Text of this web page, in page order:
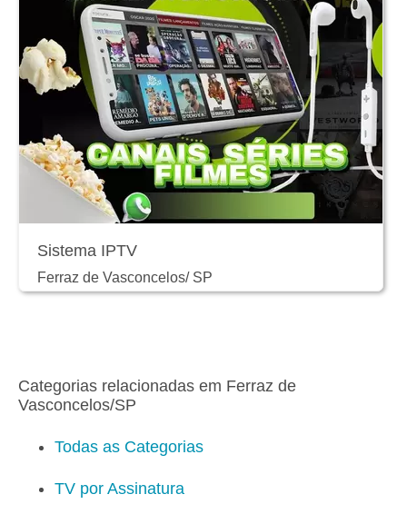
Sistema IPTV
Ferraz de Vasconcelos/ SP
Categorias relacionadas em Ferraz de
Vasconcelos/SP
Todas as Categorias
TV por Assinatura